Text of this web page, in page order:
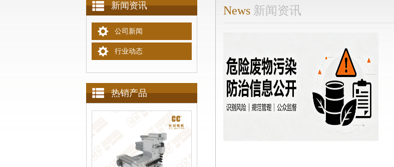
新闻资讯
公司新闻
行业动态
热销产品
News 新闻资讯